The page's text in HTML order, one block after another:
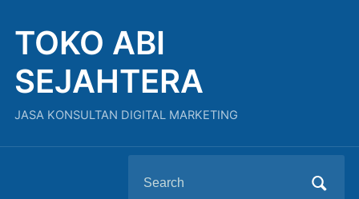
TOKO ABI
SEJAHTERA
JASA KONSULTAN DIGITAL MARKETING
for: